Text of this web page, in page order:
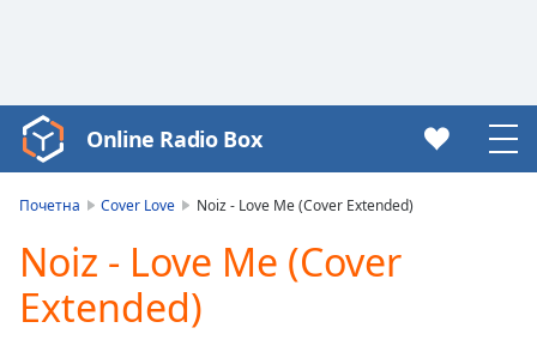
Video
Player
Play
Video
Play
Online Radio Box
Почетна Cover Love Noiz - Love Me (Cover Extended)
Noiz - Love Me (Cover
Extended)